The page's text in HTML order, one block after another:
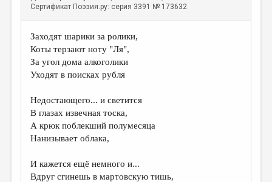
ЛИТСАЛОН
НОВОСТИ
ПРАВИЛА САЙТА
ИЗБРАННОЕ
ДАЙДЖЕСТ
ПЕРЕВОДЫ
Сертификат Поэзия.ру: серия 3391 № 173632
Заходят шарики за ролики,
Коты терзают ноту "Ля",
За угол дома алкоголики
Уходят в поисках рубля
Недостающего... и светится
В глазах извечная тоска,
А крюк поблекший полумесяца
Нанизывает облака,
И кажется ещё немного и...
Вдруг сгинешь в мартовскую тишь,